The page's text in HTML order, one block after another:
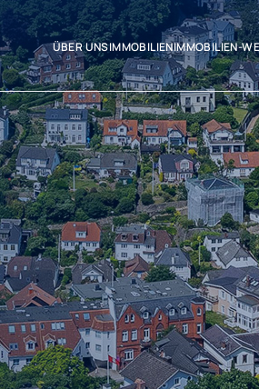
ÜBER UNSIMMOBILIENIMMOBILIEN-